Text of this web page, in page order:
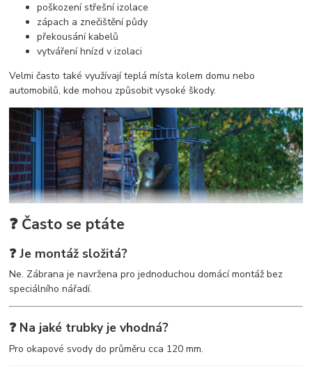
poškození střešní izolace
zápach a znečištění půdy
překousání kabelů
vytváření hnízd v izolaci
Velmi často také využívají teplá místa kolem domu nebo
automobilů, kde mohou způsobit vysoké škody.
❓ Často se ptáte
❓ Je montáž složitá?
Ne. Zábrana je navržena pro jednoduchou domácí montáž bez
speciálního nářadí.
❓ Na jaké trubky je vhodná?
Pro okapové svody do průměru cca 120 mm.